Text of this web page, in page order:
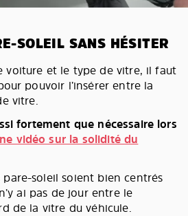
SOLEIL SANS HÉSITER
voiture et le type de vitre, il faut
pouvoir l’insérer entre la
vitre.
fortement que nécessaire lors
vidéo sur la solidité du
pare-soleil soient bien centrés
ai pas de jour entre le
de la vitre du véhicule.